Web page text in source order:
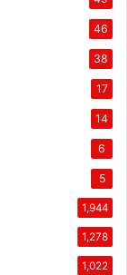
46
38
17
14
6
5
1,944
1,278
1,022